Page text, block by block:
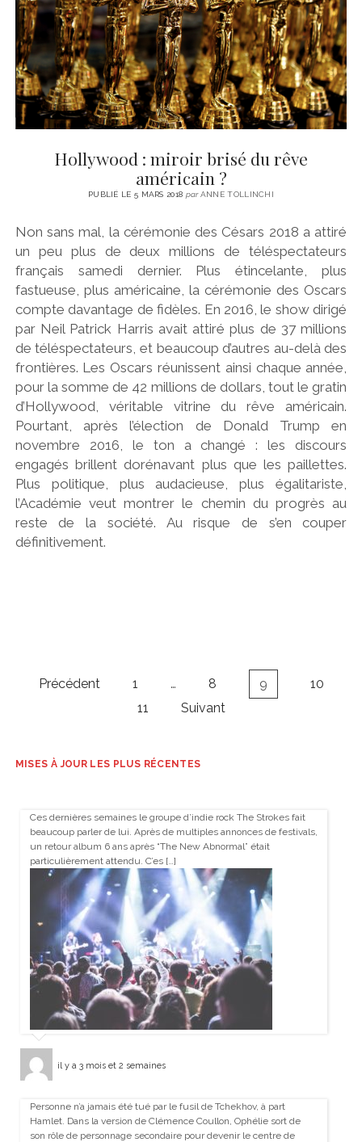
Hollywood : miroir brisé du rêve
américain ?
PUBLIÉ LE 5 MARS 2018 parANNE TOLLINCHI
Non sans mal, la cérémonie des Césars 2018 a attiré
un peu plus de deux millions de téléspectateurs
français samedi dernier. Plus étincelante, plus
fastueuse, plus américaine, la cérémonie des Oscars
compte davantage de fidèles. En 2016, le show dirigé
par Neil Patrick Harris avait attiré plus de 37 millions
de téléspectateurs, et beaucoup d’autres au-delà des
frontières. Les Oscars réunissent ainsi chaque année,
pour la somme de 42 millions de dollars, tout le gratin
d’Hollywood, véritable vitrine du rêve américain.
Pourtant, après l’élection de Donald Trump en
novembre 2016, le ton a changé : les discours
engagés brillent dorénavant plus que les paillettes.
Plus politique, plus audacieuse, plus égalitariste,
l’Académie veut montrer le chemin du progrès au
reste de la société. Au risque de s’en couper
définitivement.
Navigation
Précédent 1 … 8 9
10
11
Suivant
MISES À JOUR LES PLUS RÉCENTES
Ces dernières semaines le groupe d’indie rock The Strokes fait
beaucoup parler de lui. Après de multiples annonces de festivals,
un retour album 6 ans après “The New Abnormal” était
particulièrement attendu. C’es […]
il y a 3 mois et 2 semaines
Personne n’a jamais été tué par le fusil de Tchekhov, à part
Hamlet. Dans la version de Clémence Coullon, Ophélie sort de
son rôle de personnage secondaire pour devenir le centre de